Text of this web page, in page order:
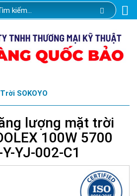
SOKOYO
lượng mặt trời
100W 5700
YJ-002-C1